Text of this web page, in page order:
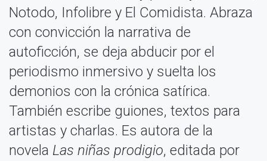
Notodo, Infolibre y El Comidista. Abraza
con convicción la narrativa de
autoficción, se deja abducir por el
periodismo inmersivo y suelta los
demonios con la crónica satírica.
También escribe guiones, textos para
artistas y charlas. Es autora de la
novela Las niñas prodigio, editada por